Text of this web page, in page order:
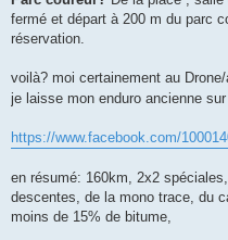
fermé et départ à 200 m du parc
réservation.
voilà? moi certainement au
je laisse mon enduro ancienne
https://www.facebook.com/
en résumé: 160km, 2x2
descentes, de la mono trace, du
moins de 15% de bitume,